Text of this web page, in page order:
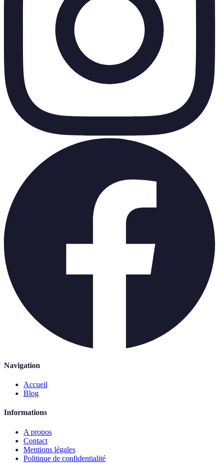
Navigation
Accueil
Blog
Informations
A propos
Contact
Mentions légales
Politique de confidentialité